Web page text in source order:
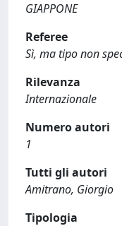
GIAPPONE
Referee
Sì, ma tipo non
Rilevanza
Internazionale
Numero autori
1
Tutti gli autori
Amitrano, Giorgio
Tipologia